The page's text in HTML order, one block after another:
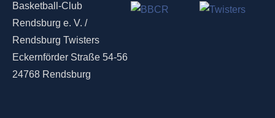
Basketball-Club
Rendsburg e. V. /
Rendsburg Twisters
Eckernförder Straße 54-56
24768 Rendsburg